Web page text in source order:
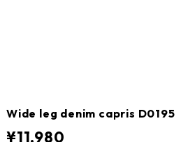
Wide leg denim capris D0195
¥11,980